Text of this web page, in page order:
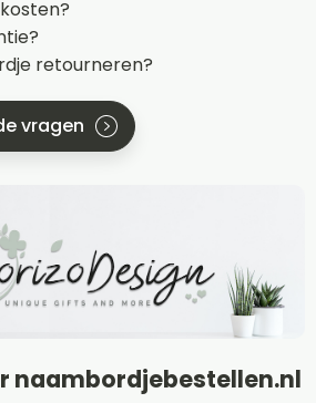
retourneren?
vragen
naambordjebestellen.nl